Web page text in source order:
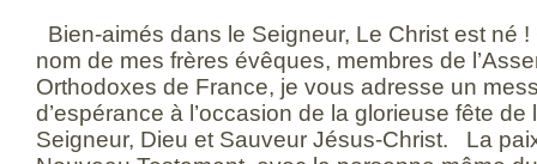
Bien-aimés dans le Seigneur, Le Christ est né
nom de mes frères évêques, membres de
Orthodoxes de France, je vous adresse un
d’espérance à l’occasion de la glorieuse fête
Seigneur, Dieu et Sauveur Jésus-Christ. La